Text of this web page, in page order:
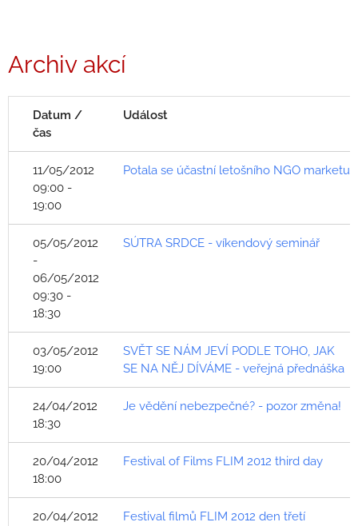
Archiv akcí
Datum /
čas
Událost
11/05/2012
09:00 -
19:00
Potala se účastní letošního NGO marketu
05/05/2012
-
06/05/2012
09:30 -
18:30
SÚTRA SRDCE - víkendový seminář
03/05/2012
19:00
SVĚT SE NÁM JEVÍ PODLE TOHO, JAK
SE NA NĚJ DÍVÁME - veřejná přednáška
24/04/2012
18:30
Je vědění nebezpečné? - pozor změna!
20/04/2012
18:00
Festival of Films FLIM 2012 third day
20/04/2012
Festival filmů FLIM 2012 den třetí